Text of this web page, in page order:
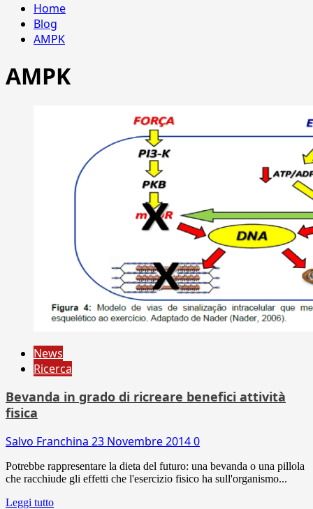
Home
Blog
AMPK
AMPK
News
Ricerca
Bevanda in grado di ricreare benefici attività
fisica
Salvo Franchina 23 Novembre 20140
Potrebbe rappresentare la dieta del futuro: una bevanda o una pillola
che racchiude gli effetti che l'esercizio fisico ha sull'organismo...
Leggi tutto